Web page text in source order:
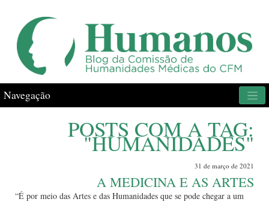
Navegação
POSTS COM A TAG:
"HUMANIDADES"
31 de março de 2021
A MEDICINA E AS ARTES
“É por meio das Artes e das Humanidades que se pode chegar a um